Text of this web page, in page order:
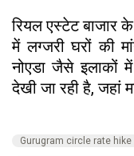
रियल एस्टेट बाजार
में लग्जरी घरों की
नोएडा जैसे इलाकों में
देखी जा रही है, जहां
Gurugram circle rate hike